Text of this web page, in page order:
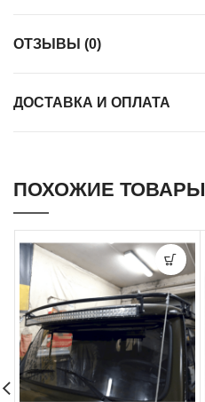
ОТЗЫВЫ (0)
ДОСТАВКА И ОПЛАТА
ПОХОЖИЕ ТОВАРЫ